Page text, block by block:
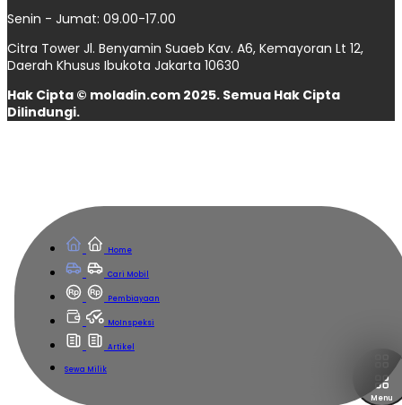
Home
Cari Mobil
Pembiayaan
MoInspeksi
Artikel
Sewa Milik
Senin - Jumat: 09.00-17.00
Citra Tower Jl. Benyamin Suaeb Kav. A6, Kemayoran Lt 12,
Daerah Khusus Ibukota Jakarta 10630
Hak Cipta © moladin.com 2025. Semua Hak Cipta
Dilindungi.